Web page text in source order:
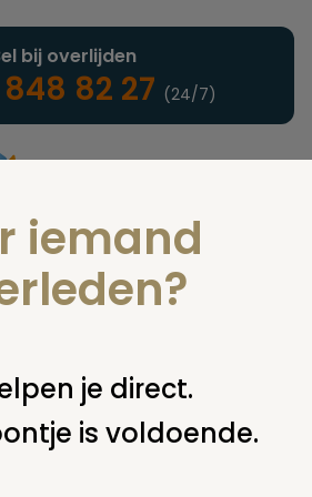
uitvaartonderneming
bij overlijden
82 27 (24/7)
overige sectie
iemand
je direct.
is voldoende.